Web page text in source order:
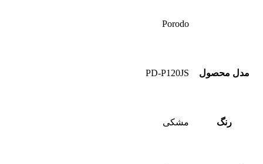
Porodo
مدل محصول PD-P120JS
رنگ مشکی